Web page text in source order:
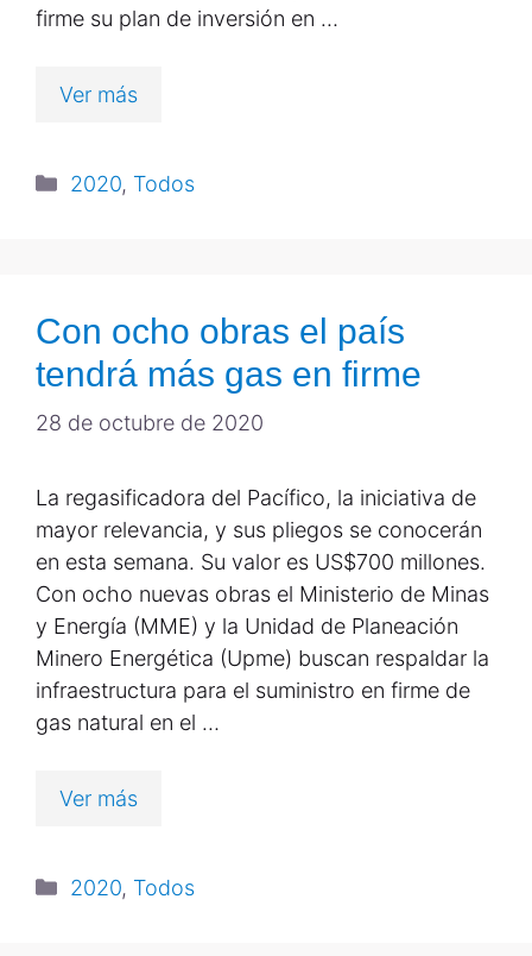
firme su plan de inversión en …
Ver más
2020, Todos
Con ocho obras el país
tendrá más gas en firme
28 de octubre de 2020
La regasificadora del Pacífico, la iniciativa de
mayor relevancia, y sus pliegos se conocerán
en esta semana. Su valor es US$700 millones.
Con ocho nuevas obras el Ministerio de Minas
y Energía (MME) y la Unidad de Planeación
Minero Energética (Upme) buscan respaldar la
infraestructura para el suministro en firme de
gas natural en el …
Ver más
2020, Todos